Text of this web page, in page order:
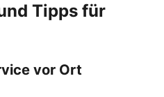
Tipps für
vor Ort